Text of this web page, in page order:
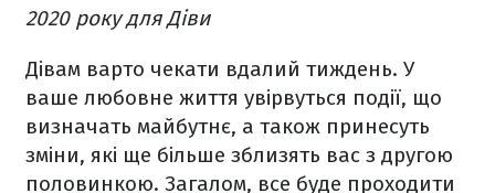
2020 року для Діви
Дівам варто чекати вдалий тиждень. У
ваше любовне життя увірвуться події, що
визначать майбутнє, а також принесуть
зміни, які ще більше зблизять вас з другою
половинкою. Загалом, все буде проходити